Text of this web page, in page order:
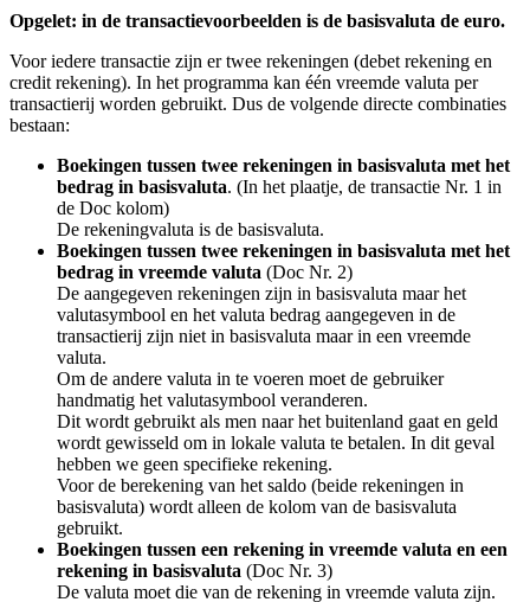
Opgelet: in de transactievoorbeelden is de basisvaluta de euro.
Voor iedere transactie zijn er twee rekeningen (debet rekening en
credit rekening). In het programma kan één vreemde valuta per
transactierij worden gebruikt. Dus de volgende directe combinaties
bestaan:
Boekingen tussen twee rekeningen in basisvaluta met het
bedrag in basisvaluta. (In het plaatje, de transactie Nr. 1 in
de Doc kolom)
De rekeningvaluta is de basisvaluta.
Boekingen tussen twee rekeningen in basisvaluta met het
bedrag in vreemde valuta (Doc Nr. 2)
De aangegeven rekeningen zijn in basisvaluta maar het
valutasymbool en het valuta bedrag aangegeven in de
transactierij zijn niet in basisvaluta maar in een vreemde
valuta.
Om de andere valuta in te voeren moet de gebruiker
handmatig het valutasymbool veranderen.
Dit wordt gebruikt als men naar het buitenland gaat en geld
wordt gewisseld om in lokale valuta te betalen. In dit geval
hebben we geen specifieke rekening.
Voor de berekening van het saldo (beide rekeningen in
basisvaluta) wordt alleen de kolom van de basisvaluta
gebruikt.
Boekingen tussen een rekening in vreemde valuta en een
rekening in basisvaluta (Doc Nr. 3)
De valuta moet die van de rekening in vreemde valuta zijn.